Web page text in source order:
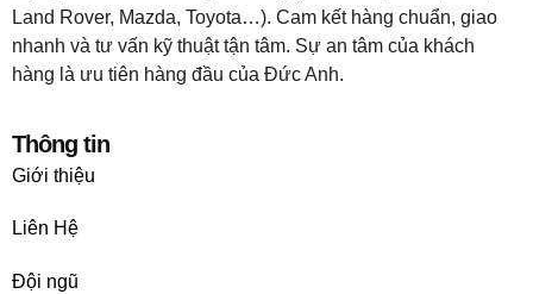
Land Rover, Mazda, Toyota…). Cam kết hàng chuẩn, giao
nhanh và tư vấn kỹ thuật tận tâm. Sự an tâm của khách
hàng là ưu tiên hàng đầu của Đức Anh.
Thông tin
Giới thiệu
Liên Hệ
Đội ngũ